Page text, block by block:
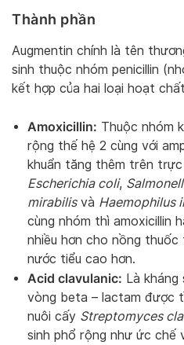
Thành phần
Augmentin chính là tên
sinh thuộc nhóm penicillin
kết hợp của hai loại hoạt
Amoxicillin: Thuộc nhóm
rộng thế hệ 2 cùng với
khuẩn tăng thêm trên
Escherichia coli,
mirabilisvà Haemophilus
cùng nhóm thì amoxicillin
nhiều hơn cho nồng
nước tiểu cao hơn.
Acid clavulanic: Là
vòng beta – lactam được
nuôi cấy Streptomyces
sinh phổ rộng như ức chế